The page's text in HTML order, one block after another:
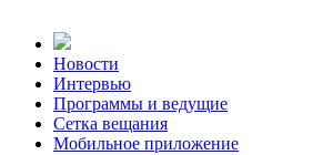
Новости
Интервью
Программы и ведущие
Сетка вещания
Мобильное приложение